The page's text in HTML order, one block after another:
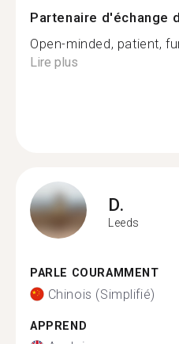
Partenaire d'échange
Open-minded, patient,
Lire plus
D.
Leeds
PARLE COURAMMENT
Chinois (Simplifié)
APPREND